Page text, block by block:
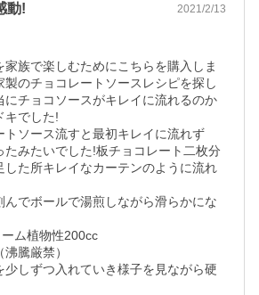
動! 2021/2/13
族で楽しむためにこちらを購入しま
製のチョコレートソースレシピを探し
にチョコソースがキレイに流れるのか
キでした!
トソース流すと最初キレイに流れず
たみたいでした!板チョコレート二枚分
した所キレイなカーテンのように流れ
んでボールで湯煎しながら滑らかにな
ム植物性200cc
騰厳禁）
少しずつ入れていき様子を見ながら硬